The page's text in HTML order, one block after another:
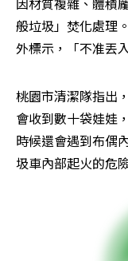
般垃圾」焚化處理
外標示，「不准丟
桃園市清潔隊指出
會收到數十袋娃娃
時候還會遇到布偶
圾車內部起火的危